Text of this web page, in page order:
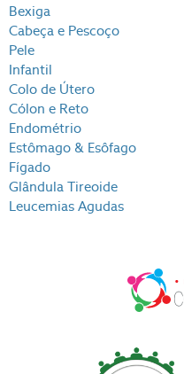
Bexiga
Cabeça e Pescoço
Pele
Infantil
Colo de Útero
Cólon e Reto
Endométrio
Estômago & Esôfago
Fígado
Glândula Tireoide
Leucemias Agudas